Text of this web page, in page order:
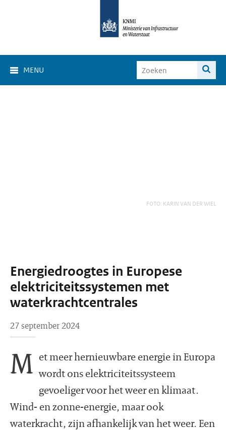
MENU
FOTO: KARIN VAN DER WIEL
Energiedroogtes in Europese
elektriciteitssystemen met
waterkrachtcentrales
27 september 2024
M et meer hernieuwbare energie in Europa
wordt ons elektriciteitssysteem
gevoeliger voor het weer en klimaat.
Wind- en zonne-energie, maar ook
waterkracht, zijn afhankelijk van het weer. Een